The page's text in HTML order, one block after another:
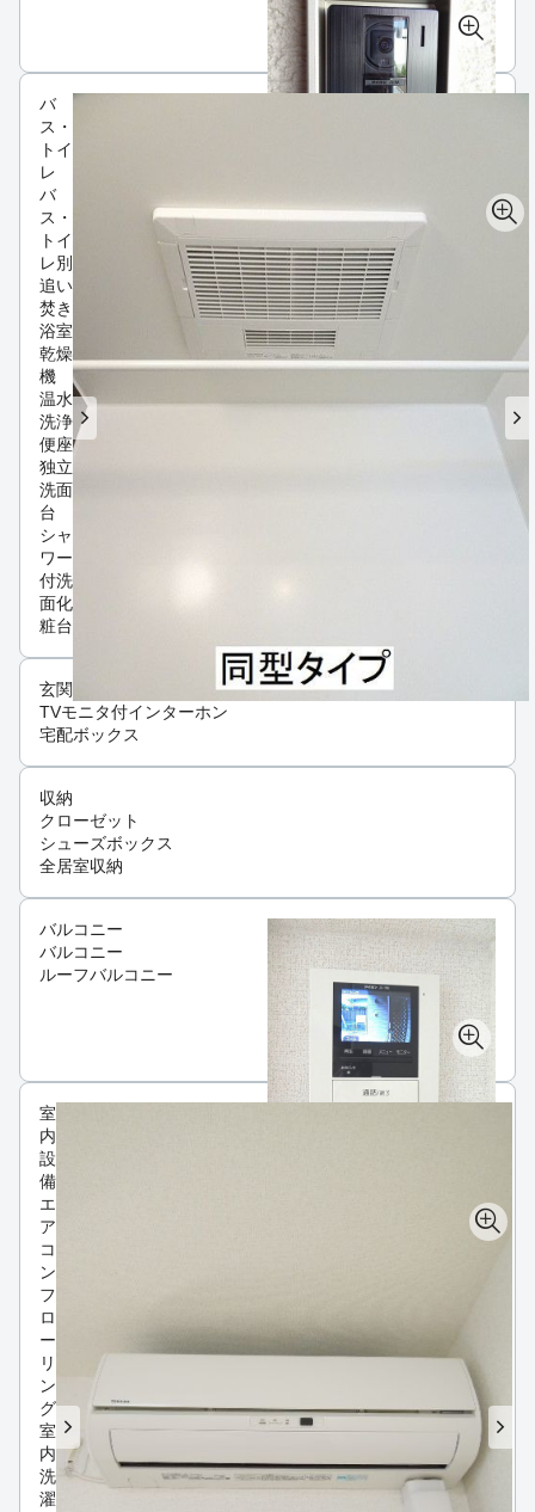
バ
ス・
トイ
レ
バ
ス・
トイ
レ別
追い
焚き
浴室
乾燥
機
温水
洗浄
便座
独立
洗面
台
シャ
ワー
付洗
面化
粧台
玄関
TVモニタ付インターホン
宅配ボックス
収納
クローゼット
シューズボックス
全居室収納
バルコニー
バルコニー
ルーフバルコニー
室
内
設
備
エ
ア
コ
ン
フ
ロ
ー
リ
ン
グ
室
内
洗
濯